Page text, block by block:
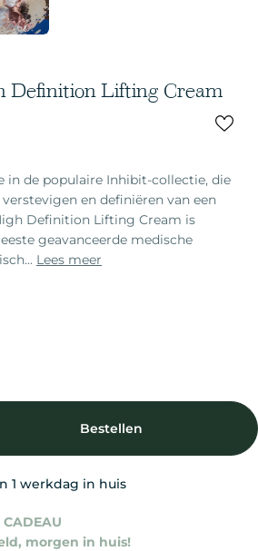
Definition Lifting Cream
in de populaire Inhibit-collectie, die
en definiëren van een
Definition Lifting Cream is
geavanceerde medische
Lees meer
Voor Natura Bissé High
Het Aantal Voor Natura
Bestellen
1 werkdag in huis
morgen in huis!